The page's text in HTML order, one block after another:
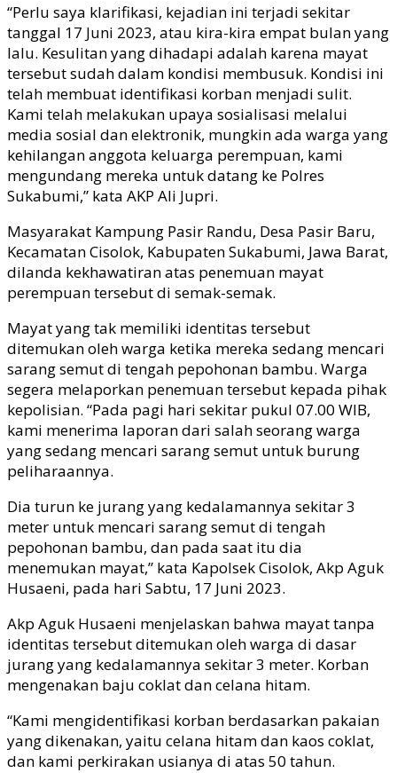
“Perlu saya klarifikasi, kejadian ini terjadi sekitar
tanggal 17 Juni 2023, atau kira-kira empat bulan yang
lalu. Kesulitan yang dihadapi adalah karena mayat
tersebut sudah dalam kondisi membusuk. Kondisi ini
telah membuat identifikasi korban menjadi sulit.
Kami telah melakukan upaya sosialisasi melalui
media sosial dan elektronik, mungkin ada warga yang
kehilangan anggota keluarga perempuan, kami
mengundang mereka untuk datang ke Polres
Sukabumi,” kata AKP Ali Jupri.
Masyarakat Kampung Pasir Randu, Desa Pasir Baru,
Kecamatan Cisolok, Kabupaten Sukabumi, Jawa Barat,
dilanda kekhawatiran atas penemuan mayat
perempuan tersebut di semak-semak.
Mayat yang tak memiliki identitas tersebut
ditemukan oleh warga ketika mereka sedang mencari
sarang semut di tengah pepohonan bambu. Warga
segera melaporkan penemuan tersebut kepada pihak
kepolisian. “Pada pagi hari sekitar pukul 07.00 WIB,
kami menerima laporan dari salah seorang warga
yang sedang mencari sarang semut untuk burung
peliharaannya.
Dia turun ke jurang yang kedalamannya sekitar 3
meter untuk mencari sarang semut di tengah
pepohonan bambu, dan pada saat itu dia
menemukan mayat,” kata Kapolsek Cisolok, Akp Aguk
Husaeni, pada hari Sabtu, 17 Juni 2023.
Akp Aguk Husaeni menjelaskan bahwa mayat tanpa
identitas tersebut ditemukan oleh warga di dasar
jurang yang kedalamannya sekitar 3 meter. Korban
mengenakan baju coklat dan celana hitam.
“Kami mengidentifikasi korban berdasarkan pakaian
yang dikenakan, yaitu celana hitam dan kaos coklat,
dan kami perkirakan usianya di atas 50 tahun.